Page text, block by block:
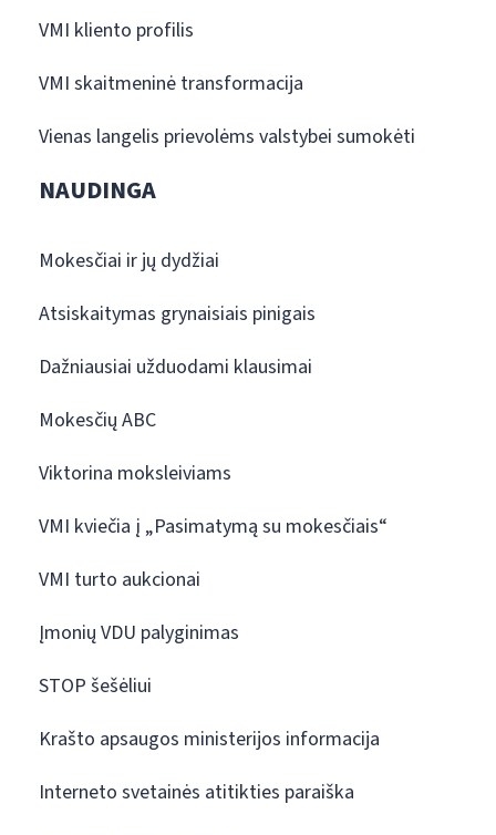
VMI kliento profilis
VMI skaitmeninė transformacija
Vienas langelis prievolėms valstybei sumokėti
NAUDINGA
Mokesčiai ir jų dydžiai
Atsiskaitymas grynaisiais pinigais
Dažniausiai užduodami klausimai
Mokesčių ABC
Viktorina moksleiviams
VMI kviečia į „Pasimatymą su mokesčiais“
VMI turto aukcionai
Įmonių VDU palyginimas
STOP šešėliui
Krašto apsaugos ministerijos informacija
Interneto svetainės atitikties paraiška